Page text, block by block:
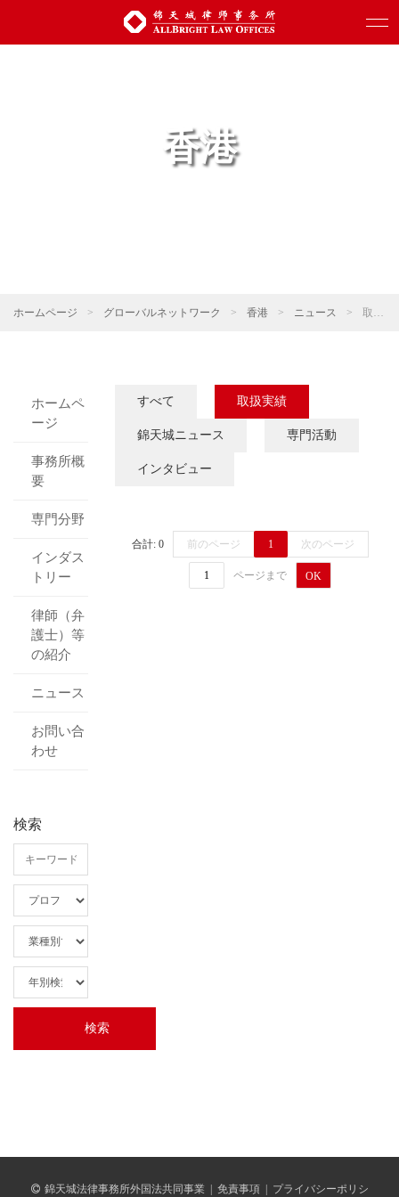
香港
ホームページ > グローバルネットワーク > 香港 > ニュース > 取扱実績
ホームペ
ージ
事務所概
要
専門分野
インダス
トリー
律師（弁
護士）等
の紹介
ニュース
お問い合
わせ
検索
すべて 取扱実績
錦天城ニュース 専門活動
インタビュー
合計: 0 前のページ 1 次のページ
ページまで OK
錦天城法律事務所外国法共同事業 免責事項 プライバシーポリシ